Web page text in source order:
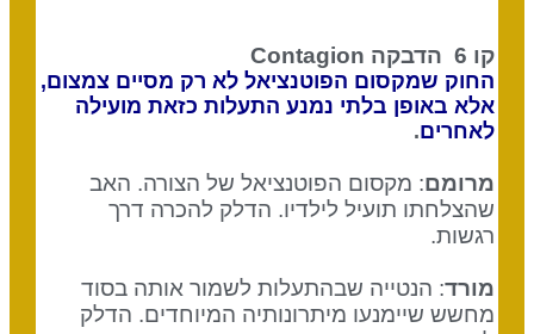
קו 6 הדבקה Contagion
החוק שמקסום הפוטנציאל לא רק מסיים צמצום,
אלא באופן בלתי נמנע התעלות כזאת מועילה
לאחרים.
מרומם: מקסום הפוטנציאל של הצורה. האב
שהצלחתו תועיל לילדיו. הדלק להכרה דרך
רגשות.
מורד: הנטייה שבהתעלות לשמור אותה בסוד
מחשש שיימנעו מיתרונותיה המיוחדים. הדלק